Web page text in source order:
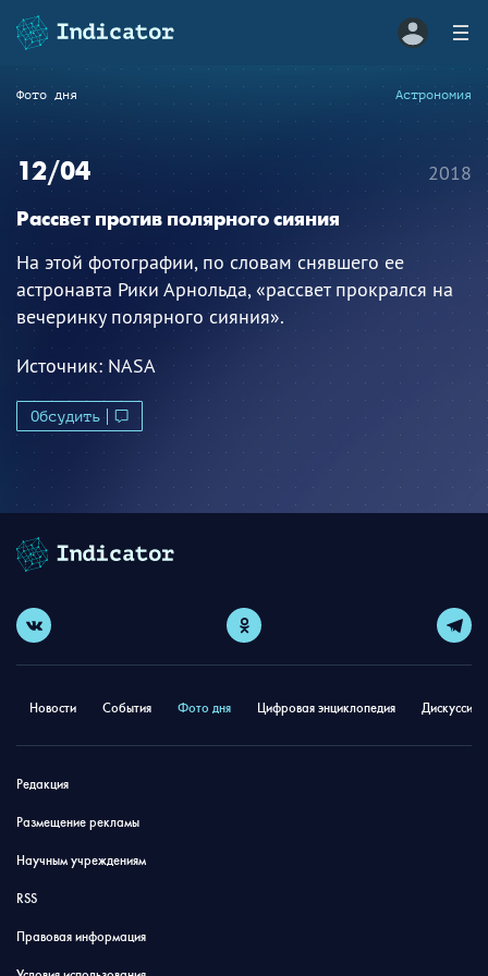
Фото дня Астрономия
12/04
Рассвет против полярного сияния
На этой фотографии, по словам снявшего ее
астронавта Рики Арнольда, «рассвет прокрался на
вечеринку полярного сияния».
Источник:NASA
Обсудить
2018
Новости События Фото дня Цифровая энциклопедия
Редакция
Размещение рекламы
Научным учреждениям
RSS
Правовая информация